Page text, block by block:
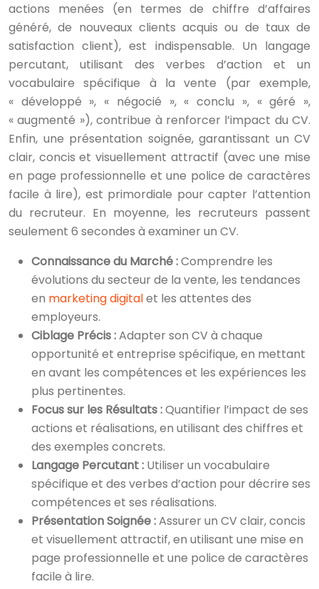
actions menées (en termes de chiffre d’affaires
généré, de nouveaux clients acquis ou de taux de
satisfaction client), est indispensable. Un langage
percutant, utilisant des verbes d’action et un
vocabulaire spécifique à la vente (par exemple,
« développé », « négocié », « conclu », « géré »,
« augmenté »), contribue à renforcer l’impact du CV.
Enfin, une présentation soignée, garantissant un CV
clair, concis et visuellement attractif (avec une mise
en page professionnelle et une police de caractères
facile à lire), est primordiale pour capter l’attention
du recruteur. En moyenne, les recruteurs passent
seulement 6 secondes à examiner un CV.
Connaissance du Marché :Comprendre les
évolutions du secteur de la vente, les tendances
en marketing digitalet les attentes des
employeurs.
Ciblage Précis :Adapter son CV à chaque
opportunité et entreprise spécifique, en mettant
en avant les compétences et les expériences les
plus pertinentes.
Focus sur les Résultats :Quantifier l’impact de ses
actions et réalisations, en utilisant des chiffres et
des exemples concrets.
Langage Percutant : Utiliser un vocabulaire
spécifique et des verbes d’action pour décrire ses
compétences et ses réalisations.
Présentation Soignée :Assurer un CV clair, concis
et visuellement attractif, en utilisant une mise en
page professionnelle et une police de caractères
facile à lire.